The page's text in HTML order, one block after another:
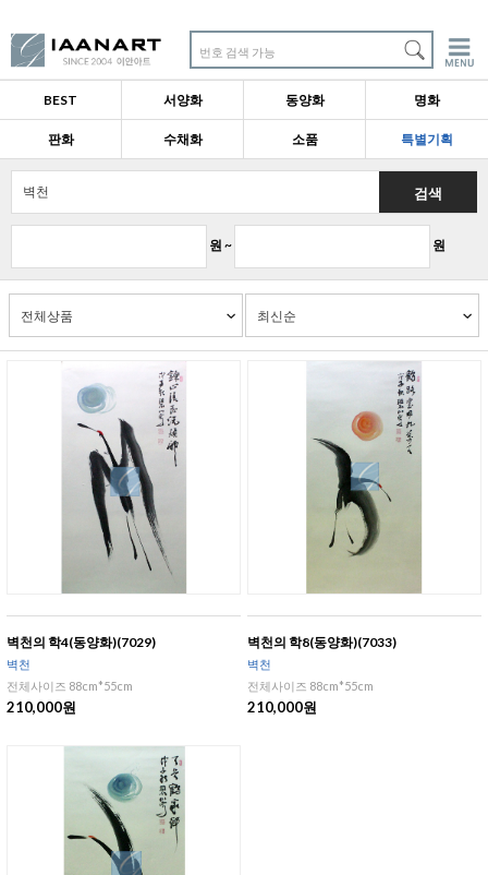
번호 검색 가능
BEST 서양화 동양화 명화
판화 수채화 소품 특별기획
원 ~ 원
검색
벽천의 학4(동양화)(7029)
벽천
전체사이즈 88cm*55cm
210,000원
벽천의 학8(동양화)(7033)
벽천
전체사이즈 88cm*55cm
210,000원